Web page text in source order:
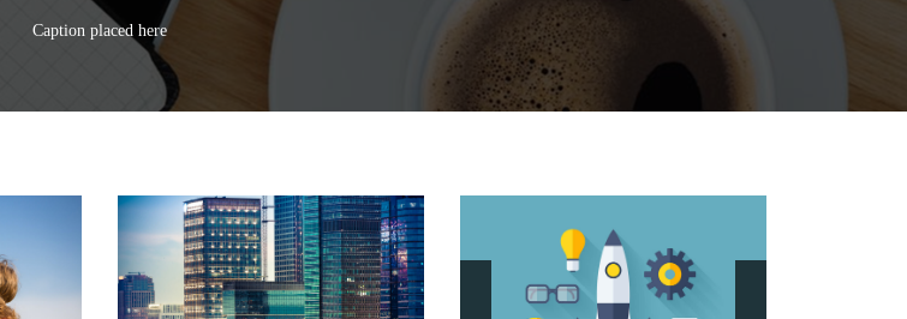
Caption placed here